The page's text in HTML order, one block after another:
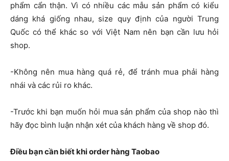
phẩm cẩn thận. Vì có nhiều các mẫu sản phẩm có kiểu
dáng khá giống nhau, size quy định của người Trung
Quốc có thể khác so với Việt Nam nên bạn cần lưu hỏi
shop.
-Không nên mua hàng quá rẻ, để tránh mua phải hàng
nhái và các rủi ro khác.
-Trước khi bạn muốn hỏi mua sản phẩm của shop nào thì
hãy đọc bình luận nhận xét của khách hàng về shop đó.
Điều bạn cần biết khi order hàng Taobao